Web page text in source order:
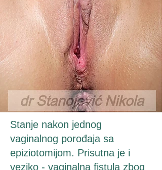
Stanje nakon jednog
vaginalnog porođaja sa
epiziotomijom. Prisutna je i
veziko - vaginalna fistula zbog